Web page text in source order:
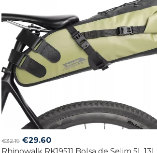
€32.19 Original
€29.60Current